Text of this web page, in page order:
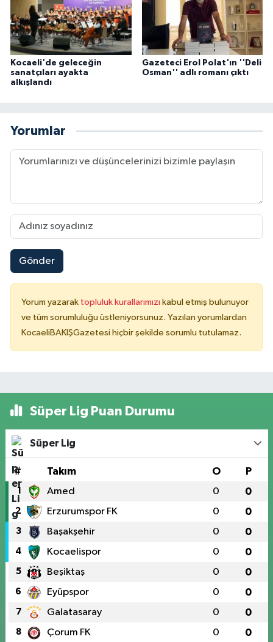
Kocaeli'de geleceğin
sanatçıları ayakta
alkışlandı
Gazeteci Erol Polat'ın ''Deli
Osman'' adlı romanı çıktı
Yorumlar
Gönder
Yorum yazarak topluluk kurallarımızı kabul etmiş bulunuyor
ve tüm sorumluluğu üstleniyorsunuz. Yazılan yorumlardan
KocaeliBAKIŞGazetesi hiçbir şekilde sorumlu tutulamaz.
Süper Lig Puan Durumu
Süper Lig
# Takım O P
1 Amed 0 0
2 Erzurumspor FK 0 0
3 Başakşehir 0 0
4 Kocaelispor 0 0
5 Beşiktaş 0 0
6 Eyüpspor 0 0
7 Galatasaray 0 0
8 Çorum FK 0 0